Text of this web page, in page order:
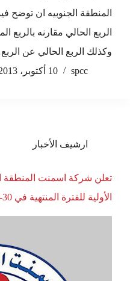
المنطقة الجنوبيه ان توضح
الربع الحالي مقارنه بالربع
وكذلك الربع الحالي عن
spcc
10 أكتوبر، 2013
ارشيف الأخبار
تعلن شركة اسمنت المنطقة
الأولية للفترة المنتهية في 30-09-2013 (تسعة اشهر)